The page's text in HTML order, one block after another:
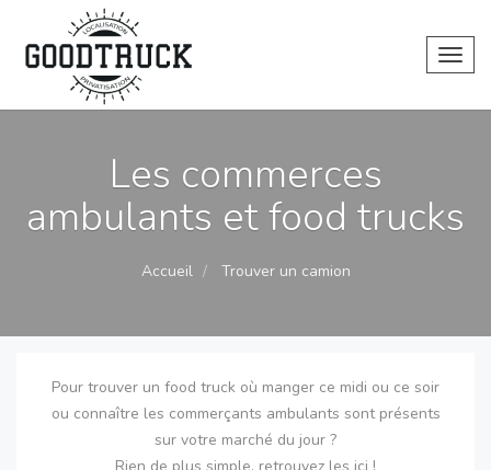
Les commerces
ambulants et food trucks
Accueil Trouver un camion
Pour trouver un food truck où manger ce midi ou ce soir
ou connaître les commerçants ambulants sont présents
sur votre marché du jour ?